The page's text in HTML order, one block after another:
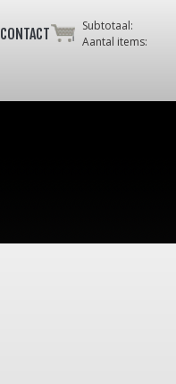
CONTACT
Subtotaal:
Aantal items: